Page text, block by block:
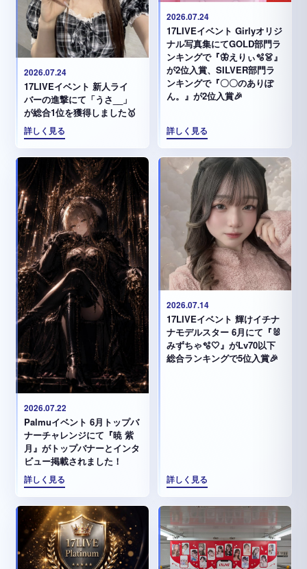
2026.07.24
17LIVEイベント 新人ライ
バーの進撃にて「うさ__」
が総合1位を獲得しました🥇
詳しく見る
2026.07.24
17LIVEイベント Girlyオリジ
ナル写真集にてGOLD部門ラ
ンキングで『🦋えりぃ🫧👗』
が2位入賞、SILVER部門ラ
ンキングで『〇〇のありぽ
ん。』が2位入賞🎉
詳しく見る
2026.07.22
Palmuイベント 6月トップバ
ナーチャレンジにて『暁 紫
月』がトップバナーとインタ
ビュー掲載されました！
詳しく見る
2026.07.14
17LIVEイベント 輝けイチナ
ナモデルスター 6月にて『🐰
みずちゃ️🫧🤍』がLv70以下
総合ランキングで5位入賞🎉
詳しく見る